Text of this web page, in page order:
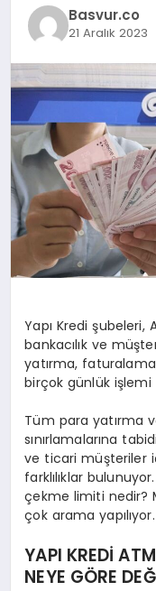
Basvur.co
21 Aralık 2023
Yapı Kredi şubeleri,
bankacılık ve
yatırma,
birçok günlük işlemi
Tüm para yatırma
sınırlamalarına
ve ticari müşteriler
farklılıklar
çekme limiti nedir?
çok arama yapılıyor.
YAPI KREDİ
NEYE GÖRE